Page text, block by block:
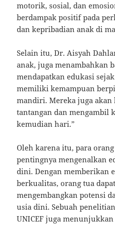
motorik, sosial, dan
berdampak positif pada
dan kepribadian anak di
Selain itu, Dr. Aisyah
anak, juga menambahkan
mendapatkan edukasi
memiliki kemampuan
mandiri. Mereka juga
tantangan dan mengambil
kemudian hari.”
Oleh karena itu, para
pentingnya mengenalkan
dini. Dengan memberikan
berkualitas, orang tua
mengembangkan potensi
usia dini. Sebuah
UNICEF juga